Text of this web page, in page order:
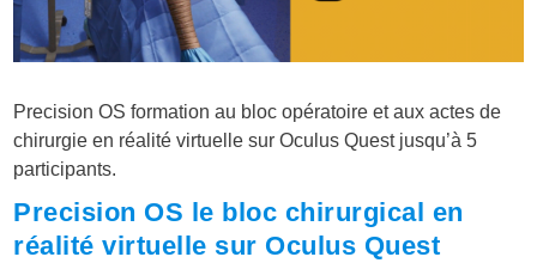
Precision OS formation au bloc opératoire et aux actes de
chirurgie en réalité virtuelle sur Oculus Quest jusqu’à 5
participants.
Precision OS le bloc chirurgical en
réalité virtuelle sur Oculus Quest